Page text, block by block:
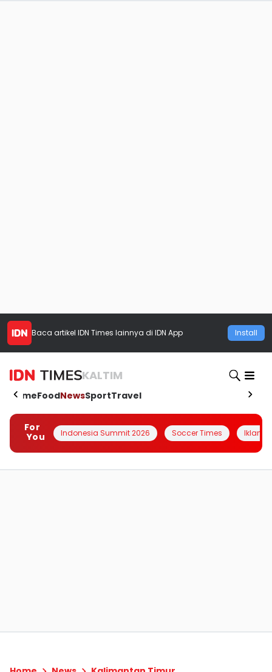
Baca artikel IDN Times lainnya di IDN App Install
KALTIM
HomeFoodNewsSportTravel
For
You
Indonesia Summit 2026 Soccer Times Iklanin